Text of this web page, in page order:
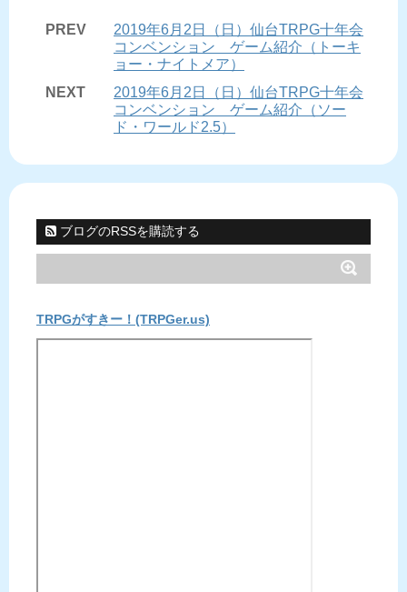
PREV
2019年6月2日（日）仙台TRPG十年会
コンベンション ゲーム紹介（トーキ
ョー・ナイトメア）
NEXT
2019年6月2日（日）仙台TRPG十年会
コンベンション ゲーム紹介（ソー
ド・ワールド2.5）
ブログのRSSを購読する
TRPGがすきー！(TRPGer.us)